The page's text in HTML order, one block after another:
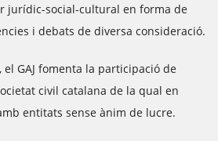
jurídic-social-cultural en forma de
i debats de diversa consideració.
el GAJ fomenta la participació de
civil catalana de la qual en
entitats sense ànim de lucre.